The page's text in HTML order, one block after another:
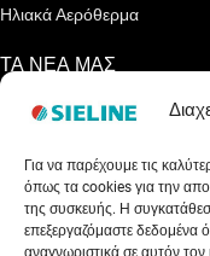
Για να παρέχουμε τις
όπως τα cookies για την
της συσκευής. Η
επεξεργαζόμαστε
αναγνωριστικά σε αυτόν
Ηλιακά Αερόθερμα
ΤΑ ΝΕΑ ΜΑΣ
Ενημερωτικά Άρθρα
Συνεντεύξεις
Εκθέσεις
Net Metering
Εξοικονομώ Αυτονομώ